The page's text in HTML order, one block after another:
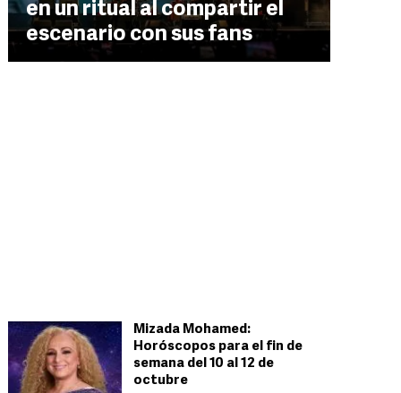
en un ritual al compartir el
escenario con sus fans
Mizada Mohamed:
Horóscopos para el fin de
semana del 10 al 12 de
octubre